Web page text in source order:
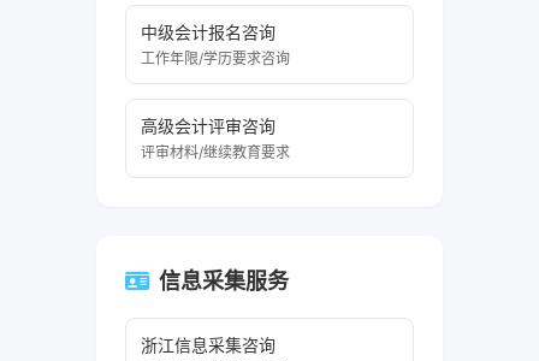
中级会计报名咨询
工作年限/学历要求咨询
高级会计评审咨询
评审材料/继续教育要求
信息采集服务
浙江信息采集咨询